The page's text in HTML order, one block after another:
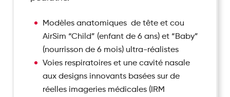
Modèles anatomiques de tête et cou
AirSim “Child” (enfant de 6 ans) et “Baby”
(nourrisson de 6 mois) ultra-réalistes
Voies respiratoires et une cavité nasale
aux designs innovants basées sur de
réelles imageries médicales (IRM